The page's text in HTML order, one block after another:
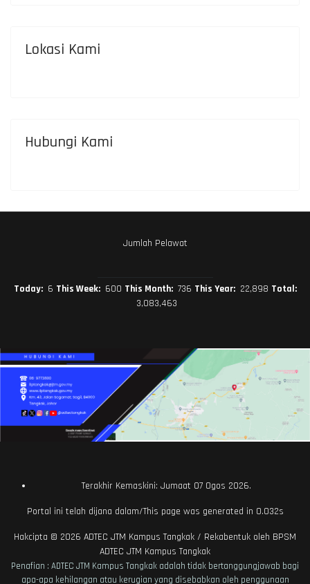
Lokasi Kami
Hubungi Kami
Jumlah Pelawat
Today: 6 This Week: 600 This Month: 736 This Year: 22,898 Total:
3,083,463
Terakhir Kemaskini: Jumaat 07 Ogos 2026.
Portal ini telah dijana dalam/This page was generated in 0.032s
Hakcipta © 2026 ADTEC JTM Kampus Tangkak / Rekabentuk oleh BPSM
ADTEC JTM Kampus Tangkak
Penafian : ADTEC JTM Kampus Tangkak adalah tidak bertanggungjawab bagi
apa-apa kehilangan atau kerugian yang disebabkan oleh penggunaan